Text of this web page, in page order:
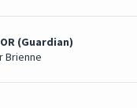
(Guardian)
Brienne
1 Voto(s) - 5 de 5 em média
1234